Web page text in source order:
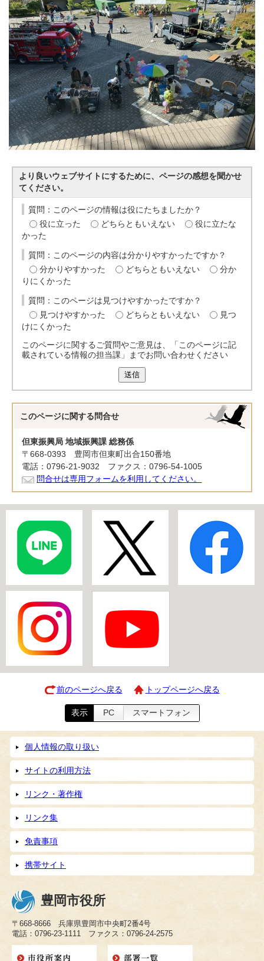
より良いウェブサイトにするために、ページの感想を聞かせ
てください。
質問：このページの情報は役にたちましたか？
役に立った
どちらともいえない
役に立たな
かった
質問：このページの内容は分かりやすかったですか？
分かりやすかった
どちらともいえない
分か
りにくかった
質問：このページは見つけやすかったですか？
見つけやすかった
どちらともいえない
見つ
けにくかった
このページに関するご質問やご意見は、「このページに記
載されている情報の担当課」までお問い合わせください
送信
このページに関する 問合せ
但東振興局 地域振興課 総務係
〒668-0393 豊岡市但東町出合150番地
電話：0796-21-9032 ファクス：0796-54-1005
問合せは専用フォームを利用してください。
前のページへ戻る トップページへ戻る
表示 PC スマートフォン
個人情報の取り扱い
サイトの利用方法
リンク・著作権
リンク集
免責事項
携帯サイト
豊岡市役所
〒668-8666 兵庫県豊岡市中央町2番4号
電話：0796-23-1111 ファクス：0796-24-2575